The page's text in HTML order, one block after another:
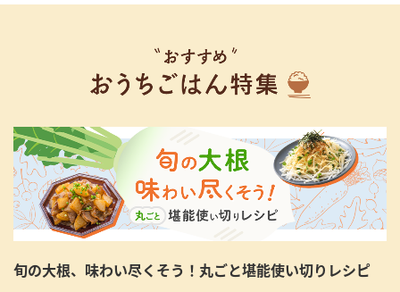
旬の大根、味わい尽くそう！丸ごと堪能使い切りレシピ